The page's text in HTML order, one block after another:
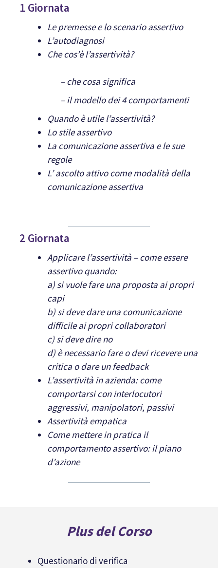
1 Giornata
Le premesse e lo scenario assertivo
L’autodiagnosi
Che cos’è l’assertività?
– che cosa significa
– il modello dei 4 comportamenti
Quando è utile l’assertività?
Lo stile assertivo
La comunicazione assertiva e le sue
regole
L’ ascolto attivo come modalità della
comunicazione assertiva
2 Giornata
Applicare l’assertività –come essere
assertivo quando:
a) si vuole fare una proposta ai propri
capi
b) si deve dare una comunicazione
difficile ai propri collaboratori
c) si deve dire no
d) è necessario fare o devi ricevere una
critica o dare un feedback
L’assertività in azienda: come
comportarsi con interlocutori
aggressivi, manipolatori, passivi
Assertività empatica
Come mettere in pratica il
comportamento assertivo: il piano
d’azione
Plus del Corso
Questionario di verifica